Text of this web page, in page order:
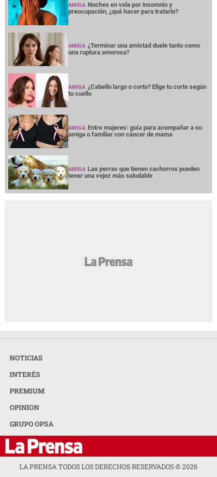
AMIGA Noches en vela por insomnio y
preocupación, ¿qué hacer para tratarlo?
AMIGA ¿Terminar una amistad duele tanto como
una ruptura amorosa?
AMIGA ¿Cabello largo o corto? Elige tu corte según
tu cuello
AMIGA Entre mujeres: guía para acompañar a su
amiga o familiar con cáncer de mama
AMIGA Las perras que tienen cachorros pueden
tener una vejez más saludable
NOTICIAS
INTERÉS
PREMIUM
OPINION
GRUPO OPSA
LA PRENSA TODOS LOS DERECHOS RESERVADOS ©2026